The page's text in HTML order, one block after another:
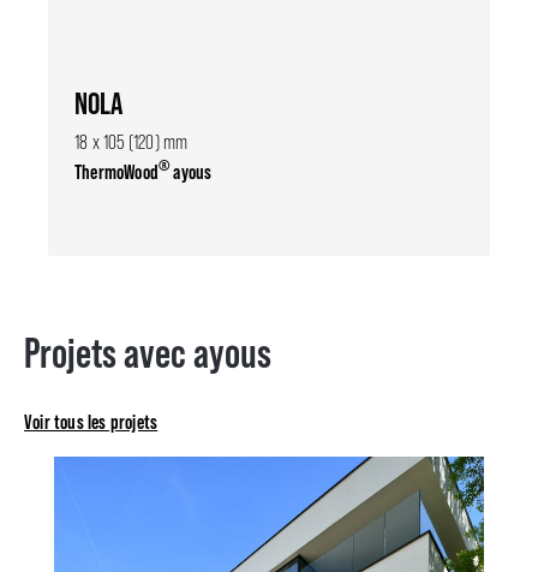
NOLA
18 x 105 (120) mm
ThermoWood®ayous
Projets avec ayous
Voir tous les projets